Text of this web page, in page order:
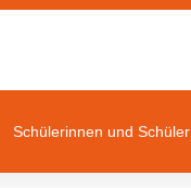
Schülerinnen und Schüler